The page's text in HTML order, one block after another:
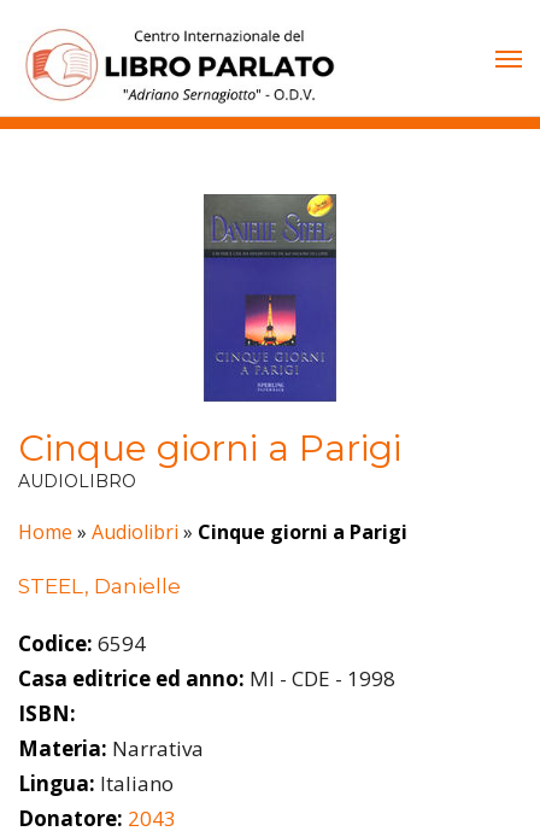
contenuto
Cinque giorni a Parigi
AUDIOLIBRO
Home » Audiolibri » Cinque giorni a Parigi
STEEL, Danielle
Codice: 6594
Casa editrice ed anno: MI - CDE - 1998
ISBN:
Materia: Narrativa
Lingua: Italiano
Donatore: 2043